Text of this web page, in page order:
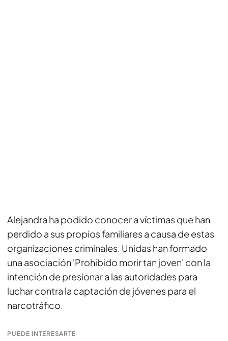
Alejandra ha podido conocer a víctimas que han
perdido a sus propios familiares a causa de estas
organizaciones criminales. Unidas han formado
una asociación 'Prohibido morir tan joven' con la
intención de presionar a las autoridades para
luchar contra la captación de jóvenes para el
narcotráfico.
PUEDE INTERESARTE